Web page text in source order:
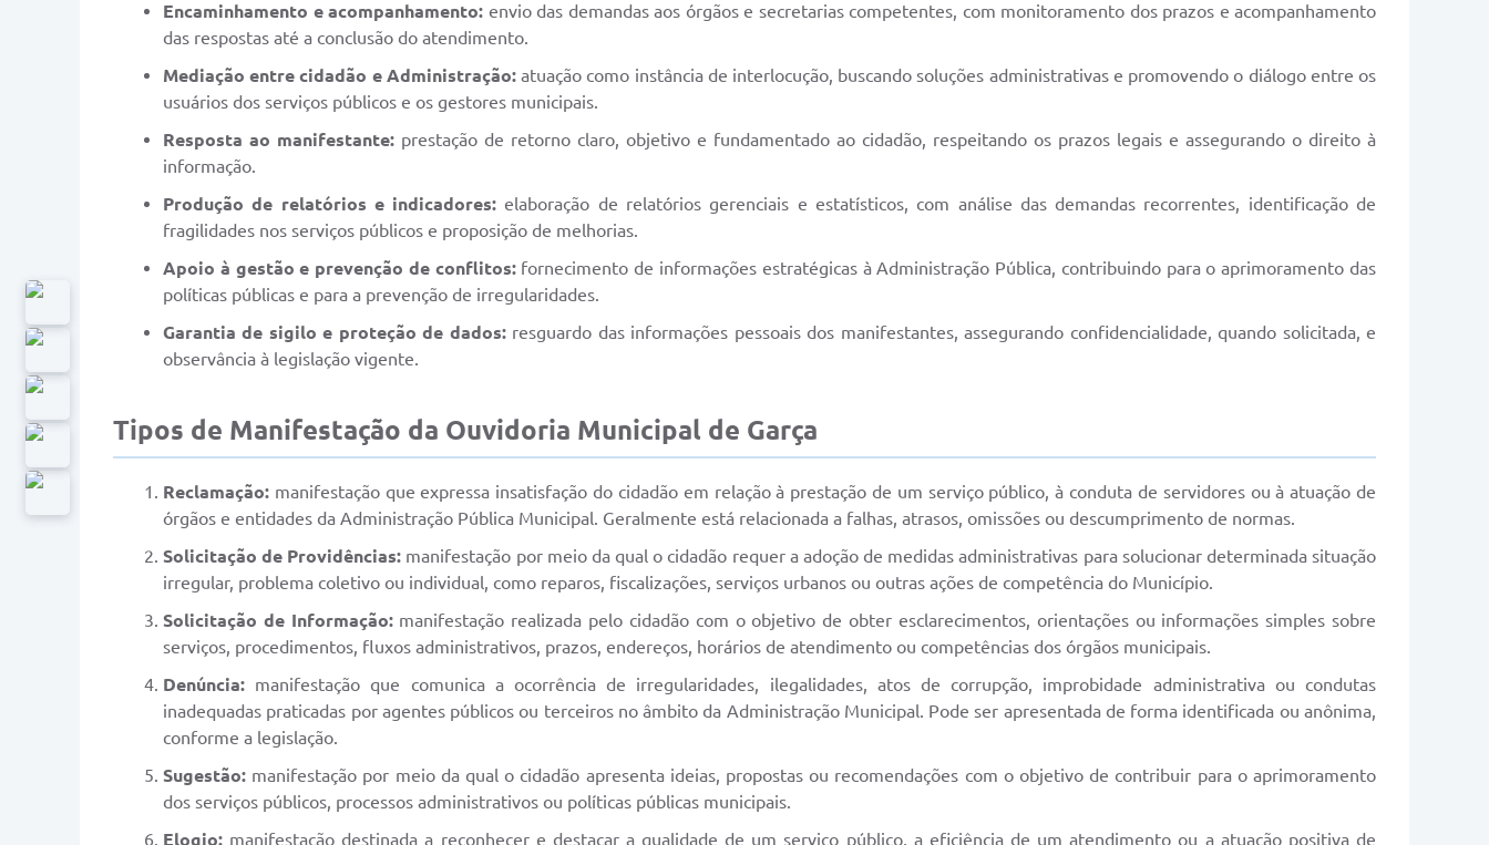
Encaminhamento e acompanhamento: envio das demandas aos órgãos e secretarias competentes, com monitoramento dos prazos e acompanhamento
das respostas até a conclusão do atendimento.
Mediação entre cidadão e Administração:atuação como instância de interlocução, buscando soluções administrativas e promovendo o diálogo entre os
usuários dos serviços públicos e os gestores municipais.
Resposta ao manifestante: prestação de retorno claro, objetivo e fundamentado ao cidadão, respeitando os prazos legais e assegurando o direito à
informação.
Produção de relatórios e indicadores: elaboração de relatórios gerenciais e estatísticos, com análise das demandas recorrentes, identificação de
fragilidades nos serviços públicos e proposição de melhorias.
Apoio à gestão e prevenção de conflitos:fornecimento de informações estratégicas à Administração Pública, contribuindo para o aprimoramento das
políticas públicas e para a prevenção de irregularidades.
Garantia de sigilo e proteção de dados:resguardo das informações pessoais dos manifestantes, assegurando confidencialidade, quando solicitada, e
observância à legislação vigente.
Tipos de Manifestação da Ouvidoria Municipal de Garça
Reclamação: manifestação que expressa insatisfação do cidadão em relação à prestação de um serviço público, à conduta de servidores ou à atuação de
órgãos e entidades da Administração Pública Municipal. Geralmente está relacionada a falhas, atrasos, omissões ou descumprimento de normas.
Solicitação de Providências: manifestação por meio da qual o cidadão requer a adoção de medidas administrativas para solucionar determinada situação
irregular, problema coletivo ou individual, como reparos, fiscalizações, serviços urbanos ou outras ações de competência do Município.
Solicitação de Informação:manifestação realizada pelo cidadão com o objetivo de obter esclarecimentos, orientações ou informações simples sobre
serviços, procedimentos, fluxos administrativos, prazos, endereços, horários de atendimento ou competências dos órgãos municipais.
Denúncia: manifestação que comunica a ocorrência de irregularidades, ilegalidades, atos de corrupção, improbidade administrativa ou condutas
inadequadas praticadas por agentes públicos ou terceiros no âmbito da Administração Municipal. Pode ser apresentada de forma identificada ou anônima,
conforme a legislação.
Sugestão: manifestação por meio da qual o cidadão apresenta ideias, propostas ou recomendações com o objetivo de contribuir para o aprimoramento
dos serviços públicos, processos administrativos ou políticas públicas municipais.
Elogio: manifestação destinada a reconhecer e destacar a qualidade de um serviço público, a eficiência de um atendimento ou a atuação positiva de